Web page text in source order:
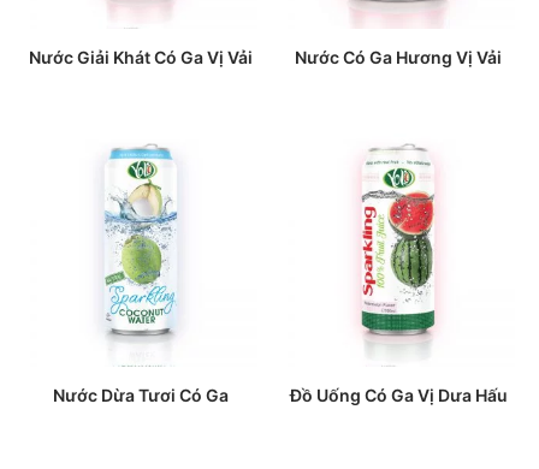
Nước Giải Khát Có Ga Vị Vải Nước Có Ga Hương Vị Vải
Nước Dừa Tươi Có Ga Đồ Uống Có Ga Vị Dưa Hấu